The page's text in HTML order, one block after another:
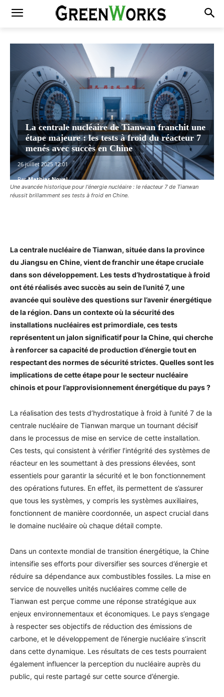
Une avancée historique pour l'énergie nucléaire : le réacteur 7 de Tianwan
réussit brillamment ses tests à froid en Chine.
La centrale nucléaire de Tianwan franchit une
étape majeure : les tests à froid du réacteur 7
menés avec succès en Chine
26 juillet 2025 12:01
Par Mathias Novel
La centrale nucléaire de Tianwan, située dans la province
du Jiangsu en Chine, vient de franchir une étape cruciale
dans son développement. Les tests d’hydrostatique à froid
ont été réalisés avec succès au sein de l’unité 7, une
avancée qui soulève des questions sur l’avenir énergétique
de la région. Dans un contexte où la sécurité des
installations nucléaires est primordiale, ces tests
représentent un jalon significatif pour la Chine, qui cherche
à renforcer sa capacité de production d’énergie tout en
respectant des normes de sécurité strictes. Quelles sont les
implications de cette étape pour le secteur nucléaire
chinois et pour l’approvisionnement énergétique du pays ?
La réalisation des tests d’hydrostatique à froid à l’unité 7 de la
centrale nucléaire de Tianwan marque un tournant décisif
dans le processus de mise en service de cette installation.
Ces tests, qui consistent à vérifier l’intégrité des systèmes de
réacteur en les soumettant à des pressions élevées, sont
essentiels pour garantir la sécurité et le bon fonctionnement
des opérations futures. En effet, ils permettent de s’assurer
que tous les systèmes, y compris les systèmes auxiliaires,
fonctionnent de manière coordonnée, un aspect crucial dans
le domaine nucléaire où chaque détail compte.
Dans un contexte mondial de transition énergétique, la Chine
intensifie ses efforts pour diversifier ses sources d’énergie et
réduire sa dépendance aux combustibles fossiles. La mise en
service de nouvelles unités nucléaires comme celle de
Tianwan est perçue comme une réponse stratégique aux
enjeux environnementaux et économiques. Le pays s’engage
à respecter ses objectifs de réduction des émissions de
carbone, et le développement de l’énergie nucléaire s’inscrit
dans cette dynamique. Les résultats de ces tests pourraient
également influencer la perception du nucléaire auprès du
public, qui reste partagé sur cette source d’énergie.